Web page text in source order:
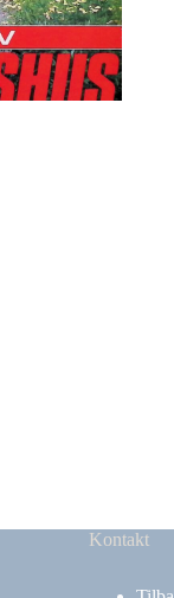
Kontakt